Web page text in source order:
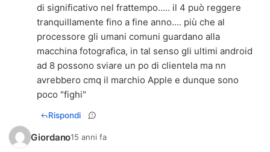
di significativo nel frattempo..... il 4 può reggere
tranquillamente fino a fine anno.... più che al
processore gli umani comuni guardano alla
macchina fotografica, in tal senso gli ultimi android
ad 8 possono sviare un po di clientela ma nn
avrebbero cmq il marchio Apple e dunque sono
poco "fighi"
Rispondi
Giordano15 anni fa